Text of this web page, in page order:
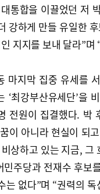
통합을 이끌었던 저
강하게 만들 유일한
지지를 보내 달라”
마지막 집중 유세를
‘최강부산유세단’을
전원이 집결했다. 박
이 아니라 현실이 되
상하고 있는 지금,
민주당과 전재수 후보
는 없다”며 “권력의